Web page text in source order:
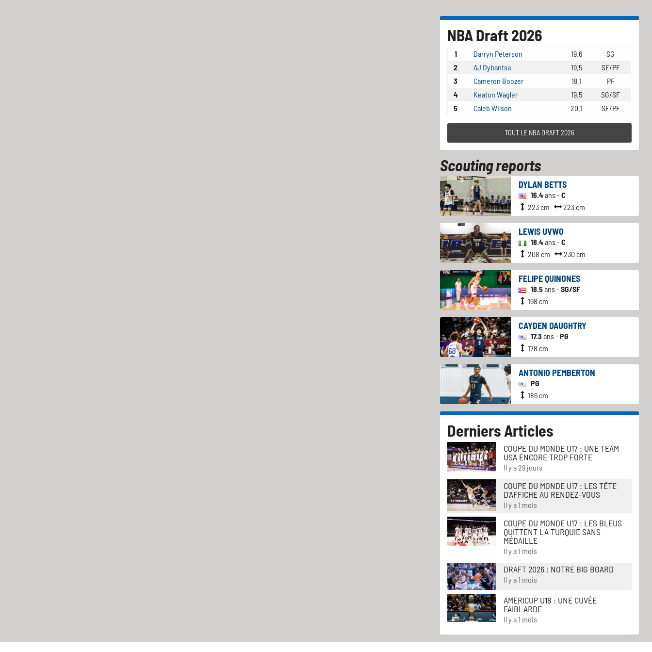
NBA Draft 2026
1 Darryn Peterson 19.6
SG
2
AJ Dybantsa 19.5
SF/PF
3
Cameron Boozer 19.1
PF
4
Keaton Wagler 19.5
SG/SF
5
Caleb Wilson 20.1 SF/PF
TOUT LE NBA DRAFT 2026
Scouting reports
DYLAN BETTS
16.4ans -C
223 cm
223 cm
LEWIS UVWO
18.4ans -C
208 cm
230 cm
FELIPE QUINONES
18.5ans -SG/SF
198 cm
CAYDEN DAUGHTRY
17.3ans -PG
178 cm
ANTONIO PEMBERTON
PG
186 cm
Derniers Articles
COUPE DU MONDE U17 : UNE TEAM
USA ENCORE TROP FORTE
Il y a 29 jours
COUPE DU MONDE U17 : LES TÊTE
D'AFFICHE AU RENDEZ-VOUS
Il y a 1 mois
COUPE DU MONDE U17 : LES BLEUS
QUITTENT LA TURQUIE SANS
MÉDAILLE
Il y a 1 mois
DRAFT 2026 : NOTRE BIG BOARD
Il y a 1 mois
AMERICUP U18 : UNE CUVÉE
FAIBLARDE
Il y a 1 mois